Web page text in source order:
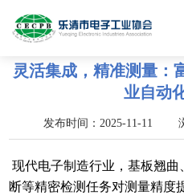
灵活集成，精准测量：
业自动
发布时间：2025-11-11
现代电子制造行业，基板翘曲
断等精密检测任务对测量精度